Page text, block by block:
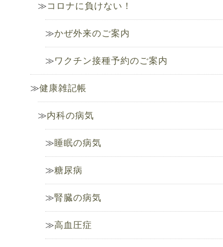
コロナに負けない！
かぜ外来のご案内
ワクチン接種予約のご案内
健康雑記帳
内科の病気
睡眠の病気
糖尿病
腎臓の病気
高血圧症